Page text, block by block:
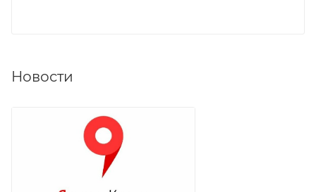
Новости